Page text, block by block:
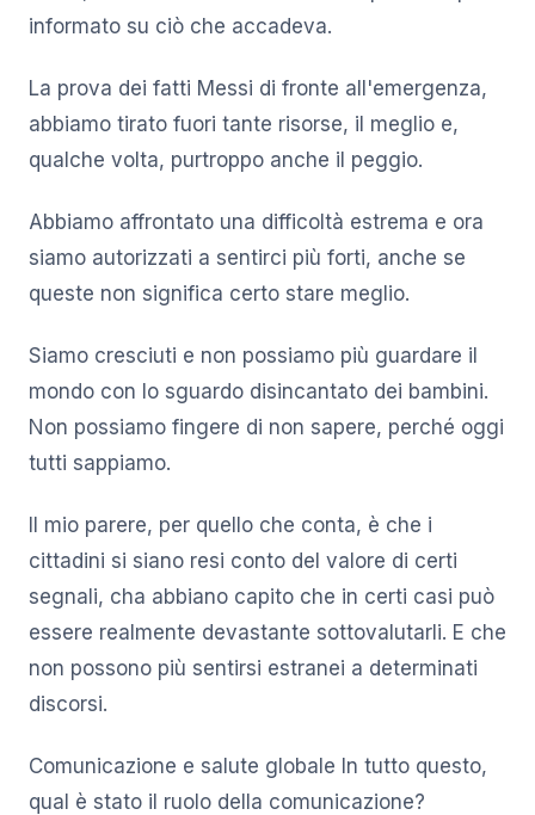
informato su ciò che accadeva.
La prova dei fatti Messi di fronte all'emergenza,
abbiamo tirato fuori tante risorse, il meglio e,
qualche volta, purtroppo anche il peggio.
Abbiamo affrontato una difficoltà estrema e ora
siamo autorizzati a sentirci più forti, anche se
queste non significa certo stare meglio.
Siamo cresciuti e non possiamo più guardare il
mondo con lo sguardo disincantato dei bambini.
Non possiamo fingere di non sapere, perché oggi
tutti sappiamo.
Il mio parere, per quello che conta, è che i
cittadini si siano resi conto del valore di certi
segnali, cha abbiano capito che in certi casi può
essere realmente devastante sottovalutarli. E che
non possono più sentirsi estranei a determinati
discorsi.
Comunicazione e salute globale In tutto questo,
qual è stato il ruolo della comunicazione?